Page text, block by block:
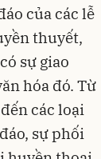
của các lễ
thuyết,
sự giao
hóa đó. Từ
các loại
sự phối